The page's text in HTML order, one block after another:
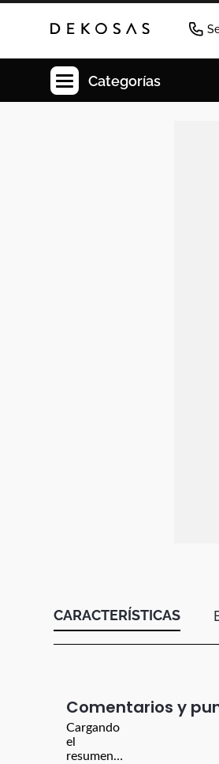
Categorías
CARACTERÍSTICAS
Comentarios
Cargando
el
resumen…